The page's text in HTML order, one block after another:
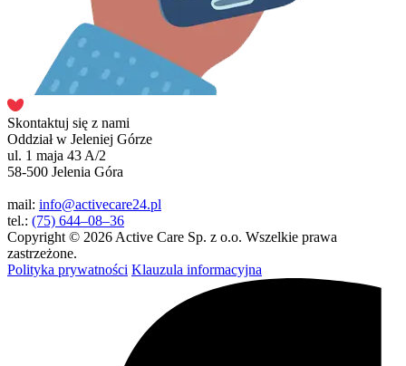
Skontaktuj się z nami
Oddział w Jeleniej Górze
ul. 1 maja 43 A/2
58-500 Jelenia Góra
mail: info@activecare24.pl
tel.: (75) 644–08–36
Copyright © 2026 Active Care Sp. z o.o. Wszelkie prawa
zastrzeżone.
Polityka prywatności Klauzula informacyjna